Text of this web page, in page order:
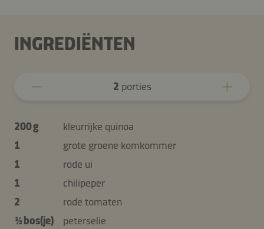
INGREDIËNTEN
2 porties
200 g
kleurrijke quinoa
1
grote groene komkommer
1
rode ui
1
chilipeper
2
rode tomaten
½ bos(je)
peterselie